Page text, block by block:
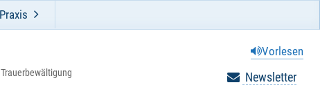
Vorlesen
Newsletter